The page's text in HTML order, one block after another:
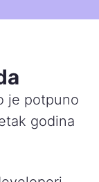
je potpuno
godina